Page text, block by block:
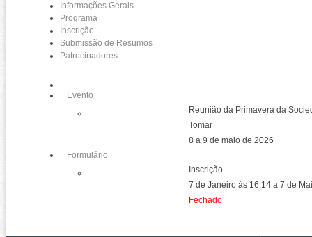
Informações Gerais
Programa
Inscrição
Submissão de Resumos
Patrocinadores
Evento
Reunião da Primavera da
Tomar
8 a 9 de maio de 2026
Formulário
Inscrição
7 de Janeiro às 16:14 a 7 de
Fechado